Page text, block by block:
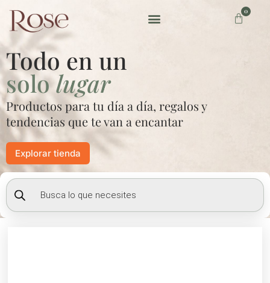
contenido
0
Carrito
Todo en un
sololugar
Productos para tu día a día, regalos y
tendencias que te van a encantar
Explorar tienda
Búsqueda
de
productos